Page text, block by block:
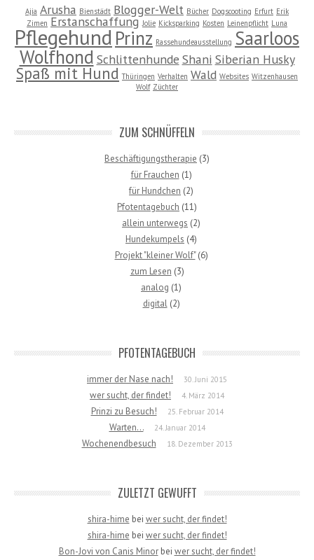
Ajia Arusha Bienstädt Blogger-Welt Bücher Dogscooting Erfurt Erik
Zimen Erstanschaffung Jolie Kicksparking Kosten Leinenpflicht Luna
Pflegehund Prinz Rassehundeausstellung Saarloos
Wolfhond Schlittenhunde Shani Siberian Husky
Spaß mit Hund Thüringen Verhalten Wald Websites Witzenhausen
Wolf Züchter
ZUM SCHNÜFFELN
Beschäftigungstherapie (3)
für Frauchen (1)
für Hundchen (2)
Pfotentagebuch (11)
allein unterwegs (2)
Hundekumpels (4)
Projekt "kleiner Wolf"(6)
zum Lesen (3)
analog (1)
digital(2)
PFOTENTAGEBUCH
immer der Nase nach! 30. Juni 2015
wer sucht, der findet! 4. März 2014
Prinzi zu Besuch! 25. Februar 2014
Warten… 24. Januar 2014
Wochenendbesuch 18. Dezember 2013
ZULETZT GEWUFFT
shira-hime bei wer sucht, der findet!
shira-hime bei wer sucht, der findet!
Bon-Jovi von Canis Minorbei wer sucht, der findet!